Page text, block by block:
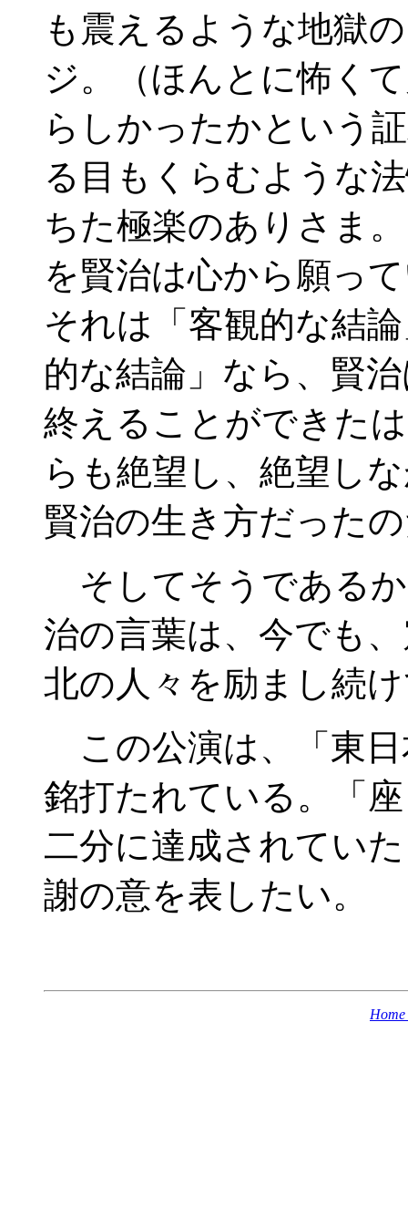
も震えるような地獄
ジ。（ほんとに怖く
らしかったかという
る目もくらむような
ちた極楽のありさま
を賢治は心から願っ
それは「客観的な結
的な結論」なら、賢
終えることができた
らも絶望し、絶望し
賢治の生き方だった
そしてそうである
治の言葉は、今でも
北の人々を励まし続
この公演は、「東日
銘打たれている。「
二分に達成されてい
謝の意を表したい。
Home